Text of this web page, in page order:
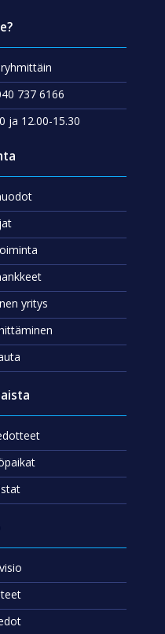
737 6166
ja 12.00-15.30
yritys